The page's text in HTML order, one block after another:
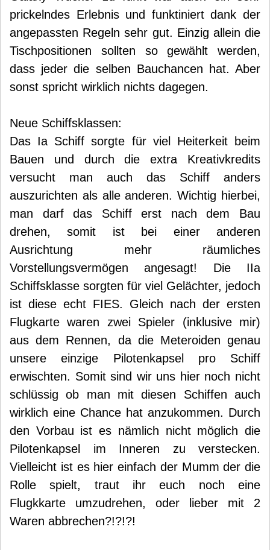
prickelndes Erlebnis und funktiniert dank der
angepassten Regeln sehr gut. Einzig allein die
Tischpositionen sollten so gewählt werden,
dass jeder die selben Bauchancen hat. Aber
sonst spricht wirklich nichts dagegen.
Neue Schiffsklassen:
Das Ia Schiff sorgte für viel Heiterkeit beim
Bauen und durch die extra Kreativkredits
versucht man auch das Schiff anders
auszurichten als alle anderen. Wichtig hierbei,
man darf das Schiff erst nach dem Bau
drehen, somit ist bei einer anderen
Ausrichtung mehr räumliches
Vorstellungsvermögen angesagt! Die IIa
Schiffsklasse sorgten für viel Gelächter, jedoch
ist diese echt FIES. Gleich nach der ersten
Flugkarte waren zwei Spieler (inklusive mir)
aus dem Rennen, da die Meteroiden genau
unsere einzige Pilotenkapsel pro Schiff
erwischten. Somit sind wir uns hier noch nicht
schlüssig ob man mit diesen Schiffen auch
wirklich eine Chance hat anzukommen. Durch
den Vorbau ist es nämlich nicht möglich die
Pilotenkapsel im Inneren zu verstecken.
Vielleicht ist es hier einfach der Mumm der die
Rolle spielt, traut ihr euch noch eine
Flugkkarte umzudrehen, oder lieber mit 2
Waren abbrechen?!?!?!